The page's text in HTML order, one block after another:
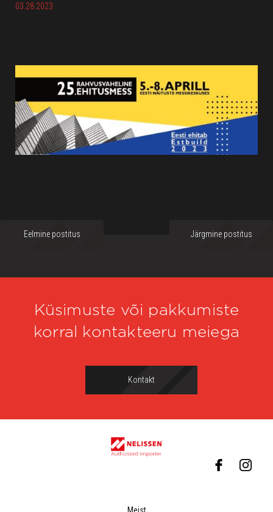
03.28.2023
Eelmine postitus Järgmine postitus
Küsimuste või pakkumiste
korral kontakteeru meiega
Kontakt
Meist